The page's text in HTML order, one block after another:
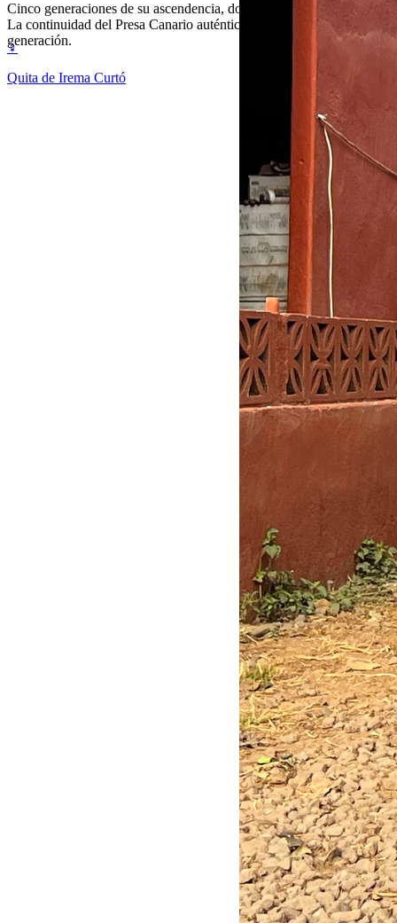
Cinco generaciones de su ascendencia, documentada y verificable.
La continuidad del Presa Canario auténtico, generación tras
generación.
♀
Quita de Irema Curtó